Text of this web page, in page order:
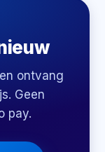
ontvang
Geen
pay.